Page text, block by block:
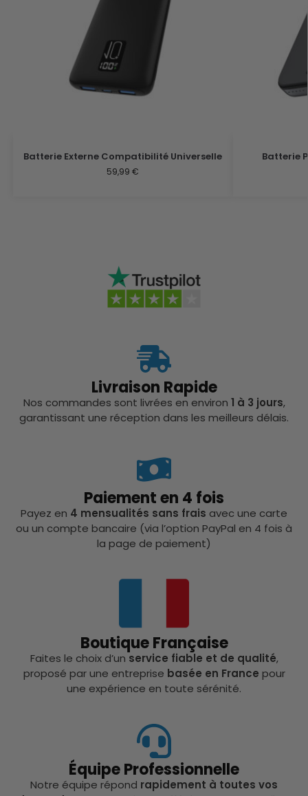
Batterie Externe Compatibilité Universelle
59,99€
Batterie
Livraison Rapide
Nos commandes sont livrées en environ 1 à 3 jours,
garantissant une réception dans les meilleurs délais.
Paiement en 4 fois
Payez en 4 mensualités sans frais avec une carte
ou un compte bancaire (via l’option PayPal en 4 fois à
la page de paiement)
Boutique Française
Faites le choix d’un service fiable et de qualité,
proposé par une entreprise basée en France pour
une expérience en toute sérénité.
Équipe Professionnelle
Notre équipe répond rapidement à toutes vos